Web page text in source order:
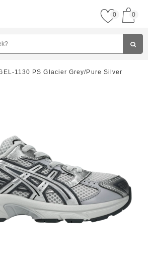
0 0
1130 PS Glacier Grey/Pure Silver